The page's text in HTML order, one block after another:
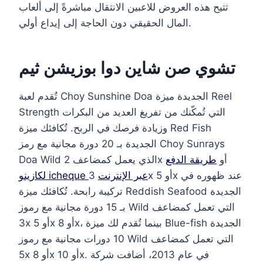
تتيح هذه العروض للاعبين الانتقال مباشرةً إلى ألعاب
المال الحقيقي دون الحاجة إلى إيداع أولي.
تشوي صن شاين دوا بوزيشن ثيم
تُقدم لعبة Choy Sunshine Doa الجديدة ميزة Reel
Strength التي تُمكّنك من تفريغ العديد من البكرات
وزيادة فرصك في الربح. تُكافئك ميزة Red Fish
الجديدة بـ 20 دورة مجانية مع رمز Choy Sunrays
Doa Wild الذي يعمل كمضاعف 2x أو طريقة الدفع
لكازينو icheque عبر الإنترنت 3x أو 5x عند ظهوره في
تركيبة رابحة. تُكافئك ميزة Reddish Seafood الجديدة
بـ 15 دورة مجانية مع رموز Wild التي تعمل كمضاعف
3x أو 5x أو 8x، بينما تُقدم لك ميزة Blue-fish الجديدة
10 دورات مجانية مع رموز Wild التي تعمل كمضاعف
5x أو 8x أو 10x. في عام 2013، أضافت شركة